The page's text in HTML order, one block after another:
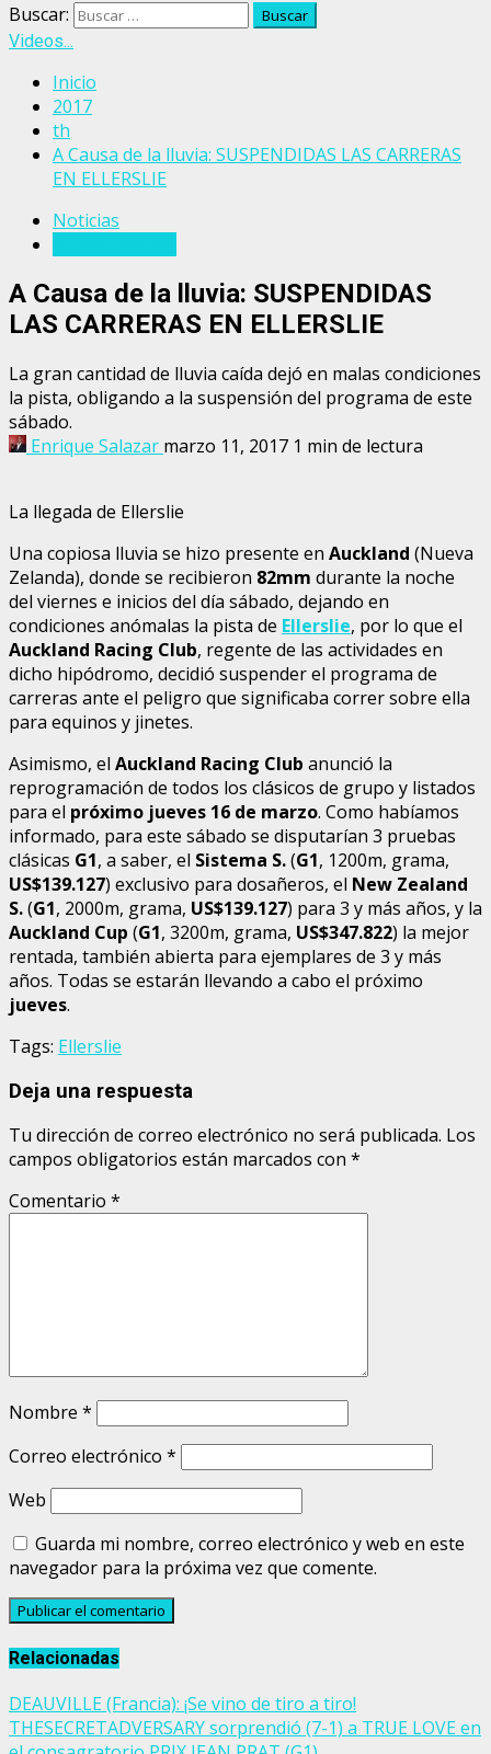
Buscar:
Videos...
Inicio
2017
th
A Causa de la lluvia: SUSPENDIDAS LAS CARRERAS
EN ELLERSLIE
Noticias
A Causa de la lluvia: SUSPENDIDAS
LAS CARRERAS EN ELLERSLIE
La gran cantidad de lluvia caída dejó en malas condiciones
la pista, obligando a la suspensión del programa de este
sábado.
Enrique Salazar marzo 11, 2017 1 min de lectura
La llegada de Ellerslie
Una copiosa lluvia se hizo presente en Auckland (Nueva
Zelanda), donde se recibieron 82mm durante la noche
del viernes e inicios del día sábado, dejando en
condiciones anómalas la pista de Ellerslie, por lo que el
Auckland Racing Club, regente de las actividades en
dicho hipódromo, decidió suspender el programa de
carreras ante el peligro que significaba correr sobre ella
para equinos y jinetes.
Asimismo, el Auckland Racing Club anunció la
reprogramación de todos los clásicos de grupo y listados
para el próximo jueves 16 de marzo. Como habíamos
informado, para este sábado se disputarían 3 pruebas
clásicas G1, a saber, el Sistema S.(G1, 1200m, grama,
US$139.127) exclusivo para dosañeros, el New Zealand
S.(G1, 2000m, grama, US$139.127) para 3 y más años, y la
Auckland Cup (G1, 3200m, grama, US$347.822) la mejor
rentada, también abierta para ejemplares de 3 y más
años. Todas se estarán llevando a cabo el próximo
jueves.
Tags: Ellerslie
Deja una respuesta
Tu dirección de correo electrónico no será publicada. Los
campos obligatorios están marcados con *
Comentario *
Nombre *
Correo electrónico *
Web
Guarda mi nombre, correo electrónico y web en este
navegador para la próxima vez que comente.
Relacionadas
DEAUVILLE (Francia): ¡Se vino de tiro a tiro!
THESECRETADVERSARY sorprendió (7-1) a TRUE LOVE en